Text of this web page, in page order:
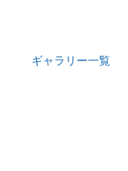
ギャラリー一覧